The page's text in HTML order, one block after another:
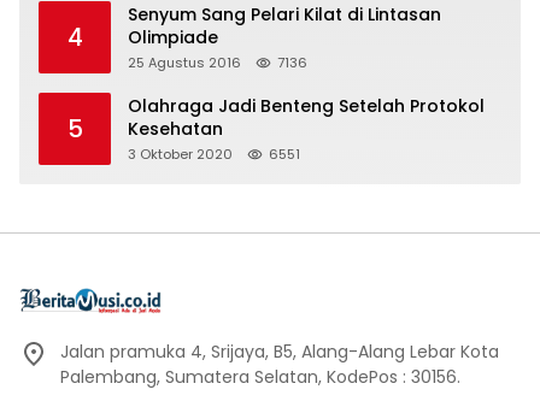
4
Senyum Sang Pelari Kilat di Lintasan
Olimpiade
25 Agustus 2016 7136
5
Olahraga Jadi Benteng Setelah Protokol
Kesehatan
3 Oktober 2020 6551
Jalan pramuka 4, Srijaya, B5, Alang-Alang Lebar Kota
Palembang, Sumatera Selatan, KodePos : 30156.